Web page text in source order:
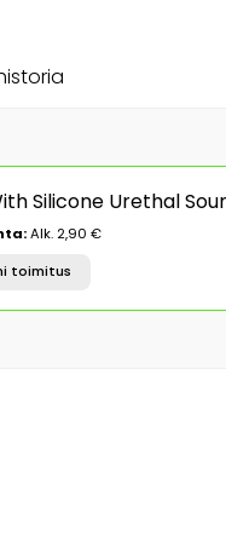
Silicone Urethal
Alk. 2,90 €
toimitus